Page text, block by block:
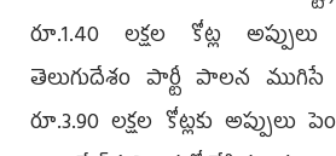
రూ.1.40 లక్షల కోట్ల
తెలుగుదేశం పార్టీ పాలన
రూ.3.90 లక్షల కోట్లకు